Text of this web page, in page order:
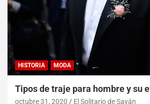
HISTORIA MODA
Tipos de traje para hombre y su
octubre 31, 2020 El Solitario de Sayán